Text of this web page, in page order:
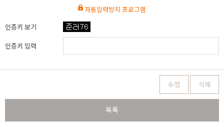
자동입력방지 프로그램
인증키 보기
인증키 입력
수정 삭제
목록